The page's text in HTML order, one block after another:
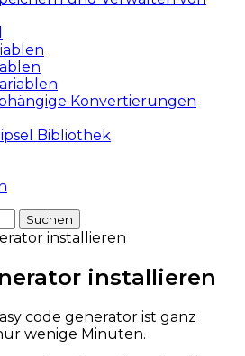
Konvertierungen
Bibliothek
installieren
installieren
code generator ist ganz
wenige Minuten.